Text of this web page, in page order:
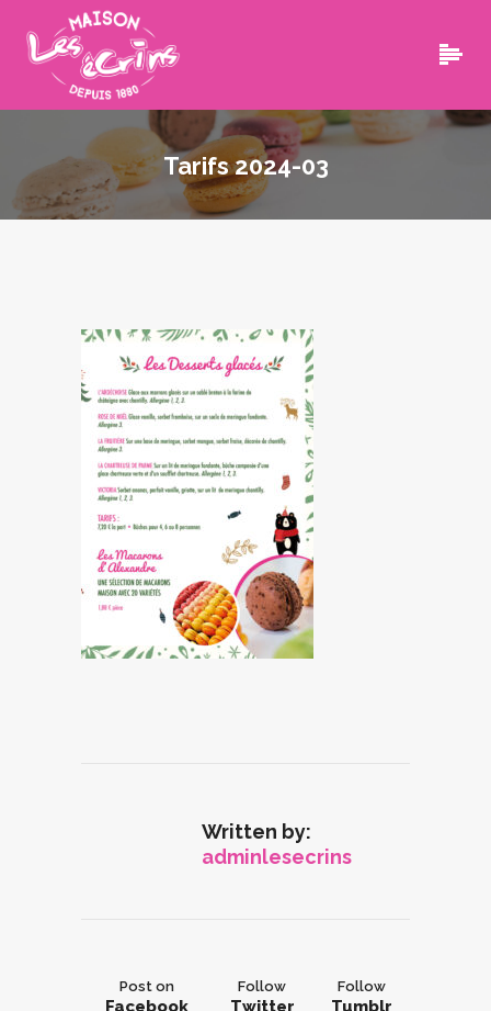
Tarifs 2024-03
Written by:
adminlesecrins
Post on
Facebook
Follow
Twitter
Follow
Tumblr